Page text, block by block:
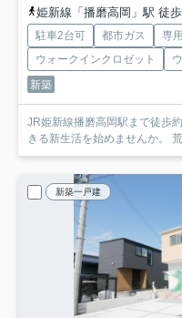
姫新線「播磨高岡」駅 徒
駐車2台可 都市ガス 専
ウォークインクロゼット
新築
JR姫新線播磨高岡駅まで徒歩
きる新生活を始めませんか。
新築一戸建